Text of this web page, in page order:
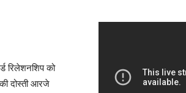
रिलेशनशिप को
दोस्ती आरजे